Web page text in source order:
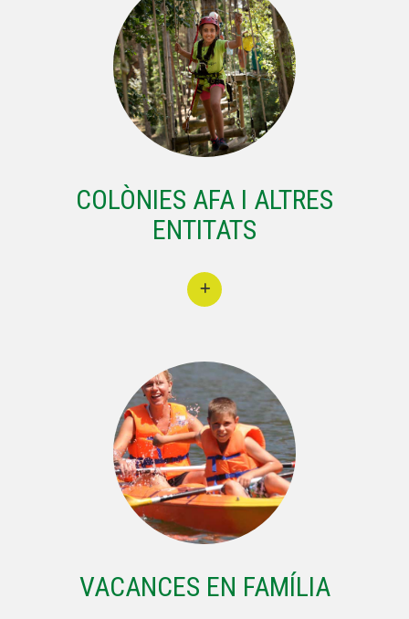
COLÒNIES AFA I ALTRES
ENTITATS
VACANCES EN FAMÍLIA